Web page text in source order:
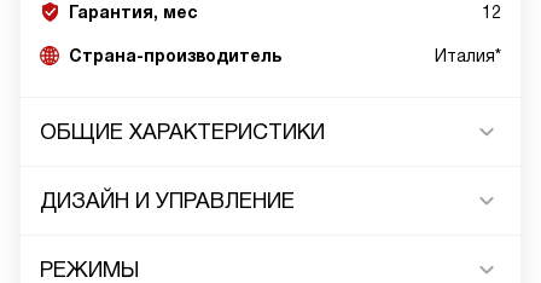
Гарантия, мес 12
Страна-производитель Италия*
ОБЩИЕ ХАРАКТЕРИСТИКИ
ДИЗАЙН И УПРАВЛЕНИЕ
РЕЖИМЫ